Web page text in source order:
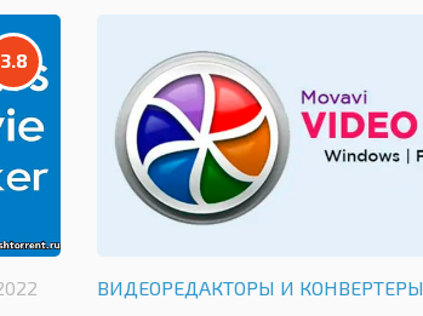
3.8
ВИДЕОРЕДАКТОРЫ И КОНВЕРТЕРЫ